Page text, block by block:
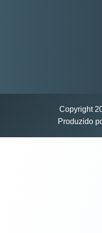
Copyright
Produzido